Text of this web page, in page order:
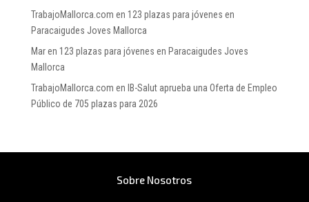
TrabajoMallorca.com en 123 plazas para jóvenes en
Paracaigudes Joves Mallorca
Maren 123 plazas para jóvenes en Paracaigudes Joves
Mallorca
TrabajoMallorca.com en IB-Salut aprueba una Oferta de Empleo
Público de 705 plazas para 2026
Sobre Nosotros